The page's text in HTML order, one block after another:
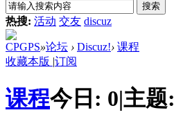
搜索
热搜: 活动 交友 discuz
CPGPS»论坛 › Discuz!› 课程
收藏本版 |订阅
课程今日: 0|主题: